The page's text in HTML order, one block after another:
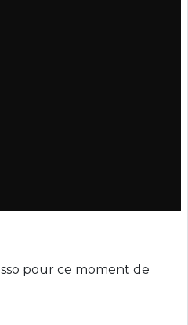
pour ce moment de